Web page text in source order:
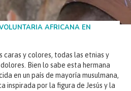
ISABEL DIOQF
AFRICANA EN
caras y colores, todas las etnias y
Bien lo sabe esta hermana
en un país de mayoría musulmana,
inspirada por la figura de Jesús y la